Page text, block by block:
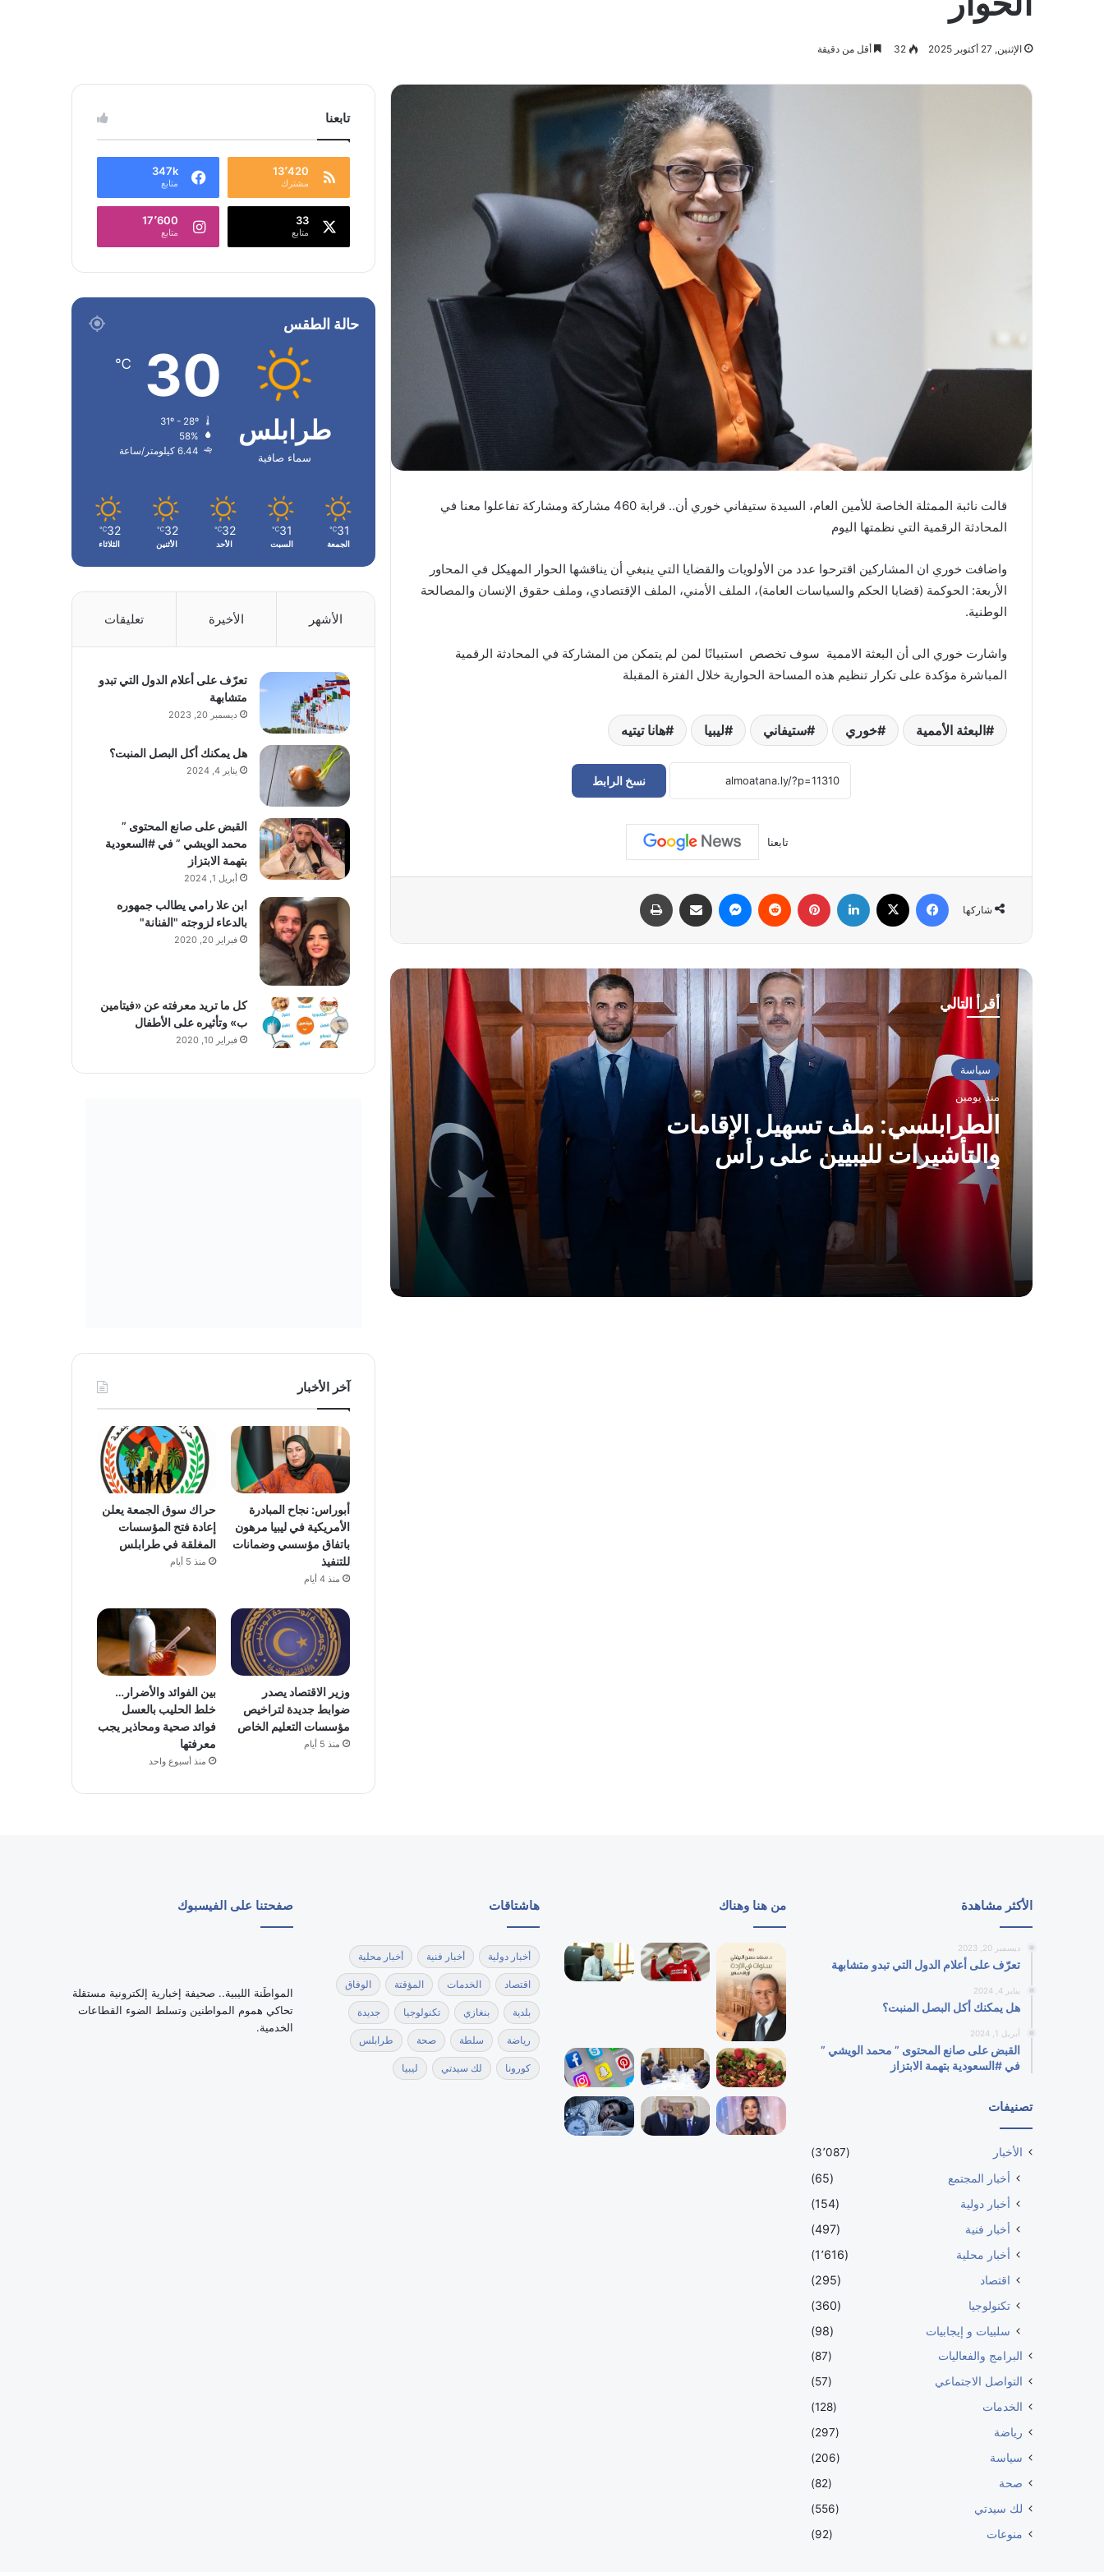
الإثنين, 27 أكتوبر 2025 32 أقل من دقيقة
قالت نائبة الممثلة الخاصة للأمين العام، السيدة ستيفاني خوري أن.. قرابة 460 مشاركة ومشاركة تفاعلوا معنا في
المحادثة الرقمية التي نظمتها اليوم
واضافت خوري ان المشاركين اقترحوا عدد من الأولويات والقضايا التي ينبغي أن يناقشها الحوار المهيكل في المحاور
الأربعة: الحوكمة (قضايا الحكم والسياسات العامة)، الملف الأمني، الملف الإقتصادي، وملف حقوق الإنسان والمصالحة
الوطنية.
واشارت خوري الى أن البعثة الاممية سوف تخصص استبيانًا لمن لم يتمكن من المشاركة في المحادثة الرقمية
المباشرة مؤكدة على تكرار تنظيم هذه المساحة الحوارية خلال الفترة المقبلة
البعثة الأممية خوري ستيفاني ليبيا هانا تيتيه
نسخ الرابط
تابعنا
شاركها
فيسبوك لينكدإن بينتيريست ماسنجر مشاركة عبر البريد
أقرأ التالي
سياسة
منذ يومين
الطرابلسي: ملف تسهيل الإقامات
والتأشيرات لليبيين على رأس
أولويات زيارتنا لتركيا
الطرابلسي: ملف تسهيل الإقامات
مرهون باتفاق مؤسسي وضمانات للتنفيذ
خوري تبحث مع “السياسي الوطني فزان”
تعزيز مشاركة الجنوب في العملية السياسية
الدبيبة: لا قرار بعيداً عن الشعب.. ونستعد
لنقاش وطني شامل حول المبادرات
محادثات عسكرية رفيعة لتوحيد الجيش
الليبي وحظر التجاذبات السياسية
البعثة الأممية: مشاورات تونس تقترب من
حسم المسار الانتخابي الليبي
حراك المخابرات يتسارع في طرابلس..
تابعنا
13٬420
مشترك
347k
متابع
33
متابع
17٬600
متابع
حالة الطقس
طرابلس
سماء صافية
30
℃
58%
6.44 كيلومتر/ساعة
31
℃
الجمعة
31
℃
السبت
32
℃
الأحد
32
℃
الأثنين
32
℃
الثلاثاء
الأشهر الأخيرة تعليقات
تعرّف على أعلام الدول التي تبدو
متشابهة
ديسمبر 20, 2023
هل يمكنك أكل البصل المنبت؟
يناير 4, 2024
القبض على صانع المحتوى ”
محمد الويشي ” في #السعودية
بتهمة الابتزاز
أبريل 1, 2024
ابن علا رامي يطالب جمهوره
بالدعاء لزوجته "الفنانة"
فبراير 20, 2020
كل ما تريد معرفته عن «فيتامين
ب» وتأثيره على الأطفال
فبراير 10, 2020
آخر الأخبار
أبوراس: نجاح المبادرة
الأمريكية في ليبيا مرهون
باتفاق مؤسسي وضمانات
للتنفيذ
منذ 4 أيام
حراك سوق الجمعة يعلن
إعادة فتح المؤسسات
المغلقة في طرابلس
منذ 5 أيام
وزير الاقتصاد يصدر
ضوابط جديدة لتراخيص
مؤسسات التعليم الخاص
منذ 5 أيام
بين الفوائد والأضرار…
خلط الحليب بالعسل
فوائد صحية ومحاذير يجب
معرفتها
منذ أسبوع واحد
الأكثر مشاهدة
ديسمبر 20, 2023
تعرّف على أعلام الدول التي تبدو متشابهة
يناير 4, 2024
هل يمكنك أكل البصل المنبت؟
أبريل 1, 2024
القبض على صانع المحتوى ” محمد الويشي ”
في #السعودية بتهمة الابتزاز
تصنيفات
الأخبار (3٬087)
أخبار المجتمع
(65)
أخبار دولية
(154)
أخبار فنية
(497)
أخبار محلية
(1٬616)
اقتصاد
(295)
تكنولوجيا
(360)
سلبيات و إيجابيات
(98)
البرامج والفعاليات
(87)
التواصل الاجتماعي
(57)
الخدمات
(128)
رياضة
(297)
سياسة
(206)
صحة
(82)
لك سيدتي
(556)
منوعات
(92)
من هنا وهناك هاشتاقات
أخبار دولية أخبار فنية أخبار محلية
اقتصاد الخدمات المؤقتة الوفاق
بلدية بنغازي تكنولوجيا جديدة
رياضة سلطة صحة طرابلس
كورونا لك سيدتي ليبيا
صفحتنا على الفيسبوك
‏المواطَنة الليبية.. صحيفة إخبارية إلكترونية مستقلة
تحاكي هموم المواطنين وتسلط الضوء القطاعات
الخدمية.